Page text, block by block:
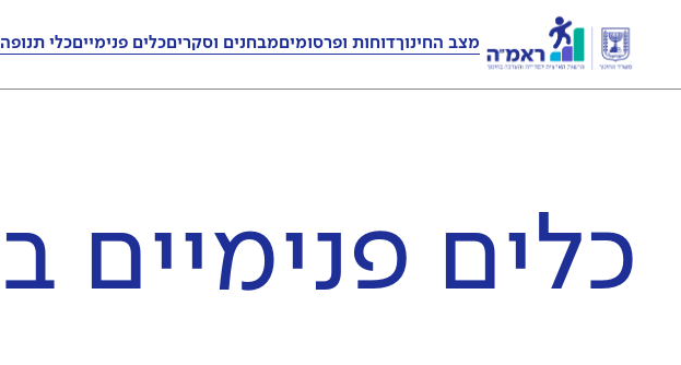
מצב החינוךדוחות ופרסומיםמבחנים וסקריםכלים פנימייםכלי תנופה
כלים פנימיים ב